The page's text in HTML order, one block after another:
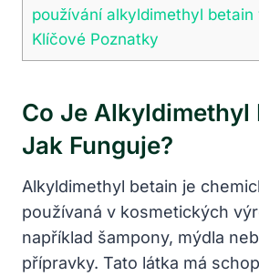
používání alkyldimethyl betain
Klíčové Poznatky
Co Je Alkyldimethyl
Jak Funguje?
Alkyldimethyl betain je
používaná v kosmetických
například šampony, mýdla
přípravky. Tato látka má